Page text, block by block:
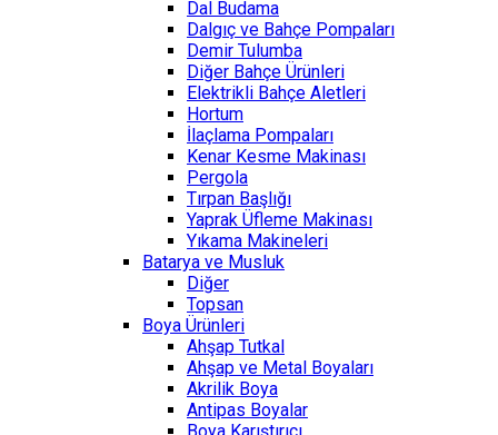
Dal Budama
Dalgıç ve Bahçe Pompaları
Demir Tulumba
Diğer Bahçe Ürünleri
Elektrikli Bahçe Aletleri
Hortum
İlaçlama Pompaları
Kenar Kesme Makinası
Pergola
Tırpan Başlığı
Yaprak Üfleme Makinası
Yıkama Makineleri
Batarya ve Musluk
Diğer
Topsan
Boya Ürünleri
Ahşap Tutkal
Ahşap ve Metal Boyaları
Akrilik Boya
Antipas Boyalar